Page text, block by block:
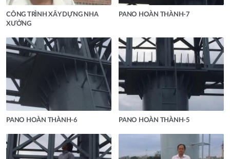
CÔNG TRÌNH XÂY DỰNG NHA
XƯỞNG
PANO HOÀN THÀNH-7
PANO HOÀN THÀNH-6 PANO HOÀN THÀNH-5